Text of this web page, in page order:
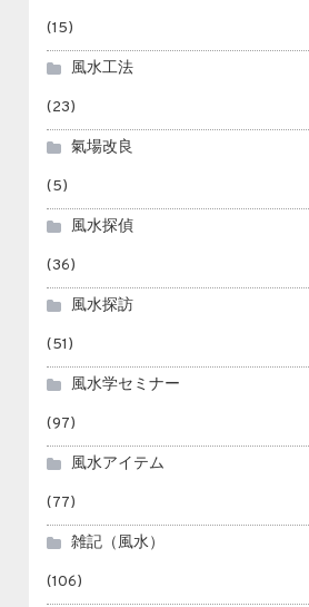
(15)
風水工法
(23)
氣場改良
(5)
風水探偵
(36)
風水探訪
(51)
風水学セミナー
(97)
風水アイテム
(77)
雑記（風水）
(106)